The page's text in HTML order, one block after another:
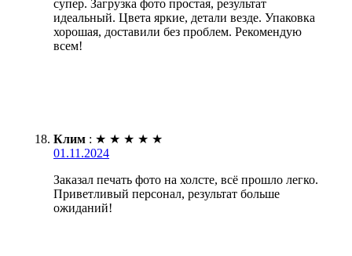
супер. Загрузка фото простая, результат
идеальный. Цвета яркие, детали везде. Упаковка
хорошая, доставили без проблем. Рекомендую
всем!
Клим : ★ ★ ★ ★ ★
01.11.2024
Заказал печать фото на холсте, всё прошло легко.
Приветливый персонал, результат больше
ожиданий!